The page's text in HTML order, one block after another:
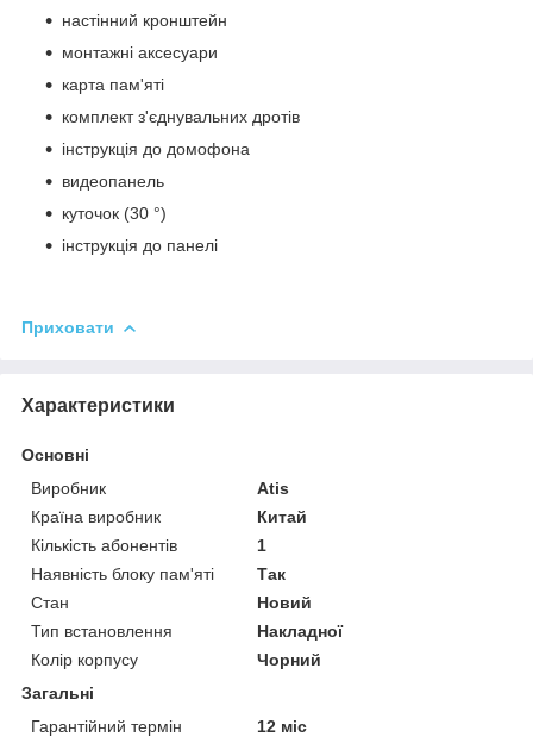
настінний кронштейн
монтажні аксесуари
карта пам'яті
комплект з'єднувальних дротів
інструкція до домофона
видеопанель
куточок (30 °)
інструкція до панелі
Приховати
Характеристики
Основні
Виробник
Atis
Країна виробник
Китай
Кількість абонентів
1
Наявність блоку пам'яті
Так
Стан
Новий
Тип встановлення
Накладної
Колір корпусу
Чорний
Загальні
Гарантійний термін
12 міс